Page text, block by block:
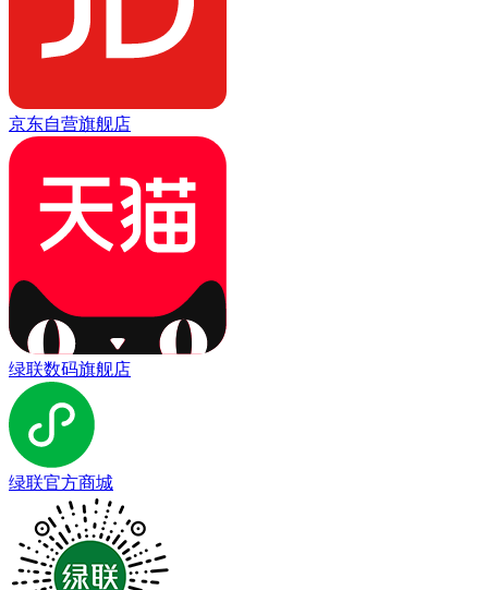
京东自营旗舰店
绿联数码旗舰店
绿联官方商城